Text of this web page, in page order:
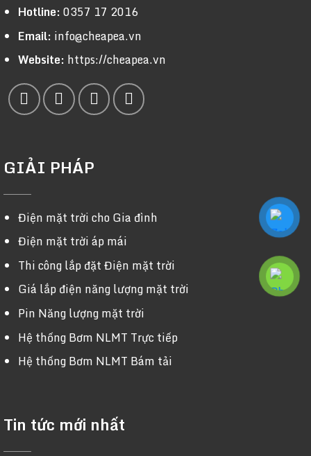
Hotline:0357 17 2016
Email: info@cheapea.vn
Website: https://cheapea.vn
GIẢI PHÁP
Điện mặt trời cho Gia đình
Điện mặt trời áp mái
Thi công lắp đặt Điện mặt trời
Giá lắp điện năng lượng mặt trời
Pin Năng lượng mặt trời
Hệ thống Bơm NLMT Trực tiếp
Hệ thống Bơm NLMT Bám tải
Tin tức mới nhất